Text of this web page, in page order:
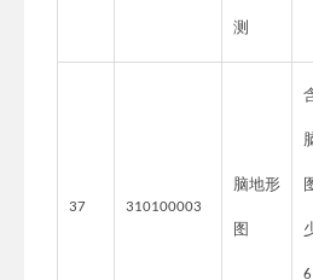
测
37 310100003
脑地形
图
6